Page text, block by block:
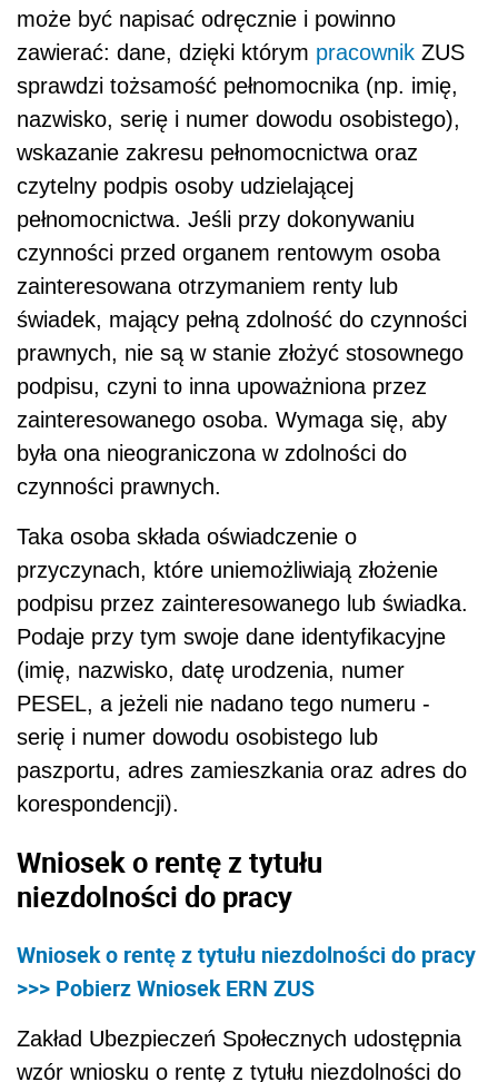
może być napisać odręcznie i powinno
zawierać: dane, dzięki którym pracownik ZUS
sprawdzi tożsamość pełnomocnika (np. imię,
nazwisko, serię i numer dowodu osobistego),
wskazanie zakresu pełnomocnictwa oraz
czytelny podpis osoby udzielającej
pełnomocnictwa. Jeśli przy dokonywaniu
czynności przed organem rentowym osoba
zainteresowana otrzymaniem renty lub
świadek, mający pełną zdolność do czynności
prawnych, nie są w stanie złożyć stosownego
podpisu, czyni to inna upoważniona przez
zainteresowanego osoba. Wymaga się, aby
była ona nieograniczona w zdolności do
czynności prawnych.
Taka osoba składa oświadczenie o
przyczynach, które uniemożliwiają złożenie
podpisu przez zainteresowanego lub świadka.
Podaje przy tym swoje dane identyfikacyjne
(imię, nazwisko, datę urodzenia, numer
PESEL, a jeżeli nie nadano tego numeru -
serię i numer dowodu osobistego lub
paszportu, adres zamieszkania oraz adres do
korespondencji).
Wniosek o rentę z tytułu
niezdolności do pracy
Wniosek o rentę z tytułu niezdolności do pracy
>>> Pobierz Wniosek ERN ZUS
Zakład Ubezpieczeń Społecznych udostępnia
wzór wniosku o rentę z tytułu niezdolności do